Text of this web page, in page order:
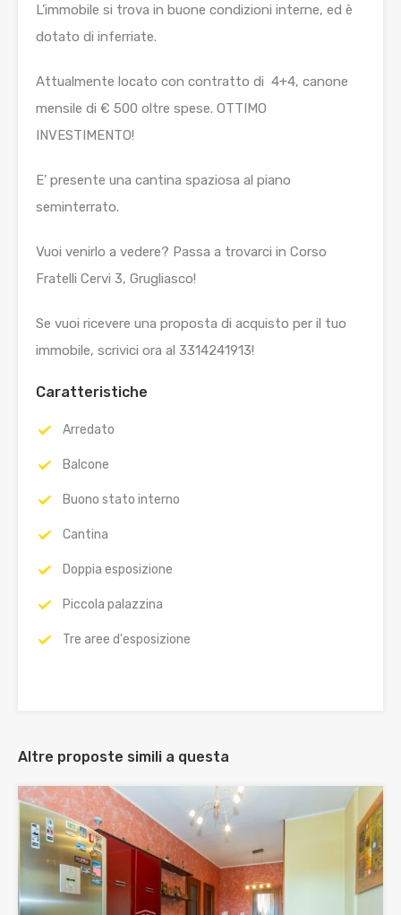
L’immobile si trova in buone condizioni interne, ed è
dotato di inferriate.
Attualmente locato con contratto di 4+4, canone
mensile di € 500 oltre spese. OTTIMO
INVESTIMENTO!
E’ presente una cantina spaziosa al piano
seminterrato.
Vuoi venirlo a vedere? Passa a trovarci in Corso
Fratelli Cervi 3, Grugliasco!
Se vuoi ricevere una proposta di acquisto per il tuo
immobile, scrivici ora al 3314241913!
Caratteristiche
Arredato
Balcone
Buono stato interno
Cantina
Doppia esposizione
Piccola palazzina
Tre aree d'esposizione
Altre proposte simili a questa